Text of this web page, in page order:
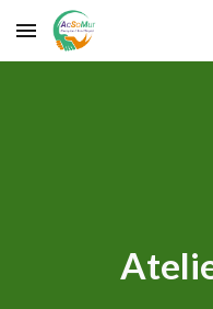
Skip to main content